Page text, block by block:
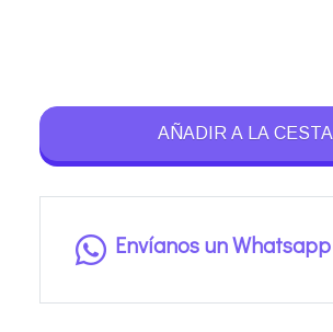
AÑADIR A LA CESTA
Envíanos un Whatsapp